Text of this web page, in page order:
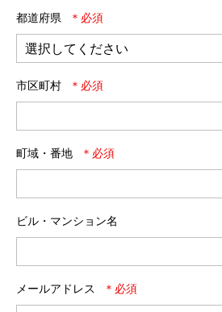
都道府県
市区町村
町域・番地
ビル・マンション名
メールアドレス